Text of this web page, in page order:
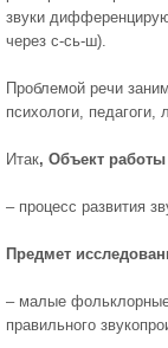
звуки
через с-сь-ш).
Проблемой речи
психологи, педагоги,
Итак, Объект работы
– процесс развития
Предмет
– малые
правильного